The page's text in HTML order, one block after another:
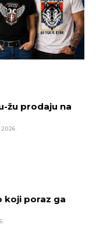
žu prodaju na
poraz ga